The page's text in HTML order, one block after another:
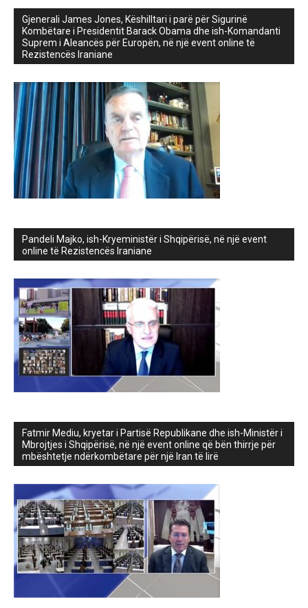
Gjenerali James Jones, Këshilltari i parë për Sigurinë
Kombëtare i Presidentit Barack Obama dhe ish-Komandanti
Suprem i Aleancës për Europën, në një event online të
Rezistencës Iraniane
Pandeli Majko, ish-Kryeministër i Shqipërisë, në një event
online të Rezistencës Iraniane
Fatmir Mediu, kryetar i Partisë Republikane dhe ish-Ministër i
Mbrojtjes i Shqipërisë, në një event online që bën thirrje për
mbështetje ndërkombëtare për një Iran të lirë